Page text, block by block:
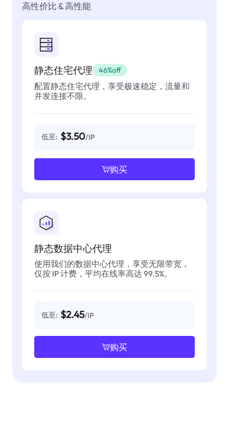
高性价比 & 高性能
静态住宅代理 46%off
配置静态住宅代理，享受极速稳定，流量和
并发连接不限。
低至: $3.50/IP
购买
静态数据中心代理
使用我们的数据中心代理，享受无限带宽，
仅按 IP 计费，平均在线率高达 99.5%。
低至: $2.45/IP
购买